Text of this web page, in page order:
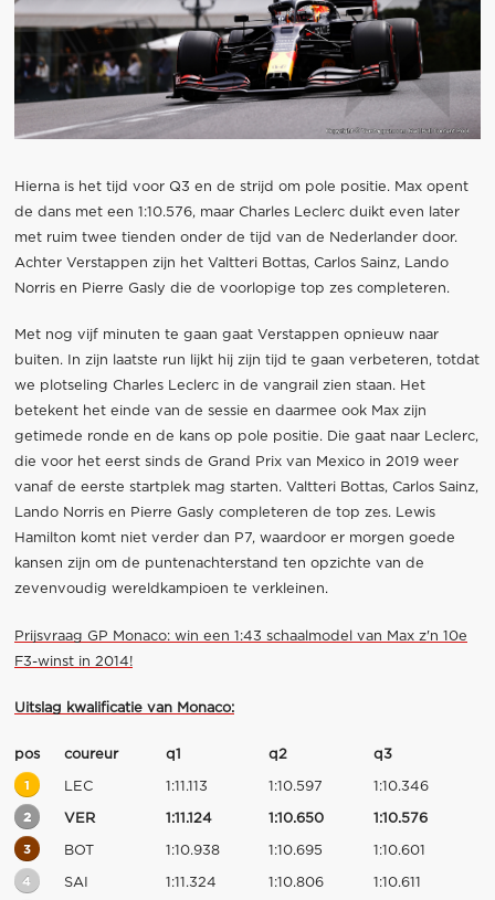
Hierna is het tijd voor Q3 en de strijd om pole positie. Max opent
de dans met een 1:10.576, maar Charles Leclerc duikt even later
met ruim twee tienden onder de tijd van de Nederlander door.
Achter Verstappen zijn het Valtteri Bottas, Carlos Sainz, Lando
Norris en Pierre Gasly die de voorlopige top zes completeren.
Met nog vijf minuten te gaan gaat Verstappen opnieuw naar
buiten. In zijn laatste run lijkt hij zijn tijd te gaan verbeteren, totdat
we plotseling Charles Leclerc in de vangrail zien staan. Het
betekent het einde van de sessie en daarmee ook Max zijn
getimede ronde en de kans op pole positie. Die gaat naar Leclerc,
die voor het eerst sinds de Grand Prix van Mexico in 2019 weer
vanaf de eerste startplek mag starten. Valtteri Bottas, Carlos Sainz,
Lando Norris en Pierre Gasly completeren de top zes. Lewis
Hamilton komt niet verder dan P7, waardoor er morgen goede
kansen zijn om de puntenachterstand ten opzichte van de
zevenvoudig wereldkampioen te verkleinen.
Prijsvraag GP Monaco: win een 1:43 schaalmodel van Max z'n 10e
F3-winst in 2014!
Uitslag kwalificatie van Monaco:
pos coureur q1 q2 q3
1 LEC 1:11.113 1:10.597 1:10.346
2 VER 1:11.124 1:10.650 1:10.576
3 BOT 1:10.938 1:10.695 1:10.601
4 SAI 1:11.324 1:10.806 1:10.611